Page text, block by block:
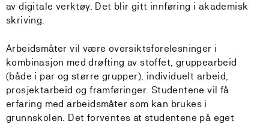
av digitale verktøy. Det blir gitt innføring i akademisk
skriving.
Arbeidsmåter vil være oversiktsforelesninger i
kombinasjon med drøfting av stoffet, gruppearbeid
(både i par og større grupper), individuelt arbeid,
prosjektarbeid og framføringer. Studentene vil få
erfaring med arbeidsmåter som kan brukes i
grunnskolen. Det forventes at studentene på eget